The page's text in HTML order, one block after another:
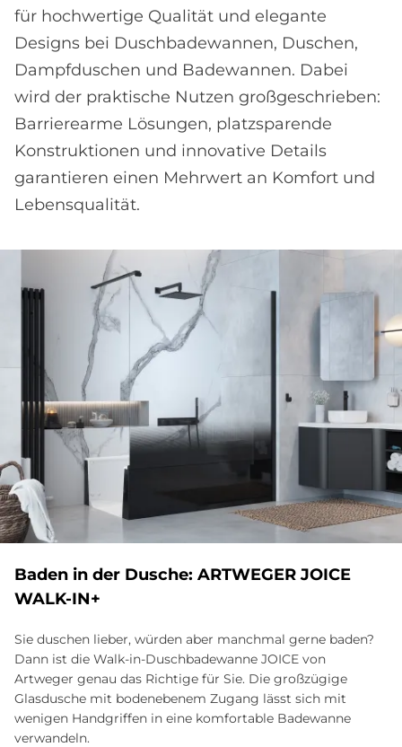
für hochwertige Qualität und elegante
Designs bei Duschbadewannen, Duschen,
Dampfduschen und Badewannen. Dabei
wird der praktische Nutzen großgeschrieben:
Barrierearme Lösungen, platzsparende
Konstruktionen und innovative Details
garantieren einen Mehrwert an Komfort und
Lebensqualität.
Ba­den in der Du­sche: ART­WE­GER JOICE
WALK-IN+
Sie duschen lieber, würden aber manchmal gerne baden?
Dann ist die Walk-in-Duschbadewanne JOICE von
Artweger genau das Richtige für Sie. Die großzügige
Glasdusche mit bodenebenem Zugang lässt sich mit
wenigen Handgriffen in eine komfortable Badewanne
verwandeln.